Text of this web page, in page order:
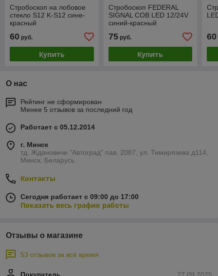
Стробоскоп на лобовое
стекло S12 K-S12 сине-
красный
60 руб.
Купить
Стробоскоп FEDERAL
SIGNAL COB LED 12/24V
синий-красный
75руб.
Купить
60
О нас
Рейтинг не сформирован
Менее 5 отзывов за последний год
Работает с 05.12.2014
г. Минск
тд. Ждановичи "Автоград" пав. 2087, ул. Тимирязева д114,
Минск, Беларусь
Контакты
Сегодня работает с 09:00 до 17:00
Показать весь график работы
Отзывы о магазине
53 отзывов за всё время